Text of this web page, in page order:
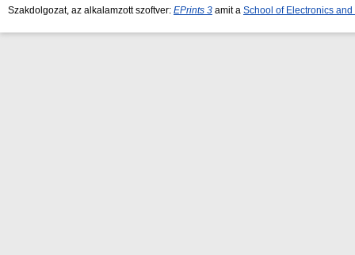
Szakdolgozat, az alkalamzott szoftver: EPrints 3 amit a School of Electronics